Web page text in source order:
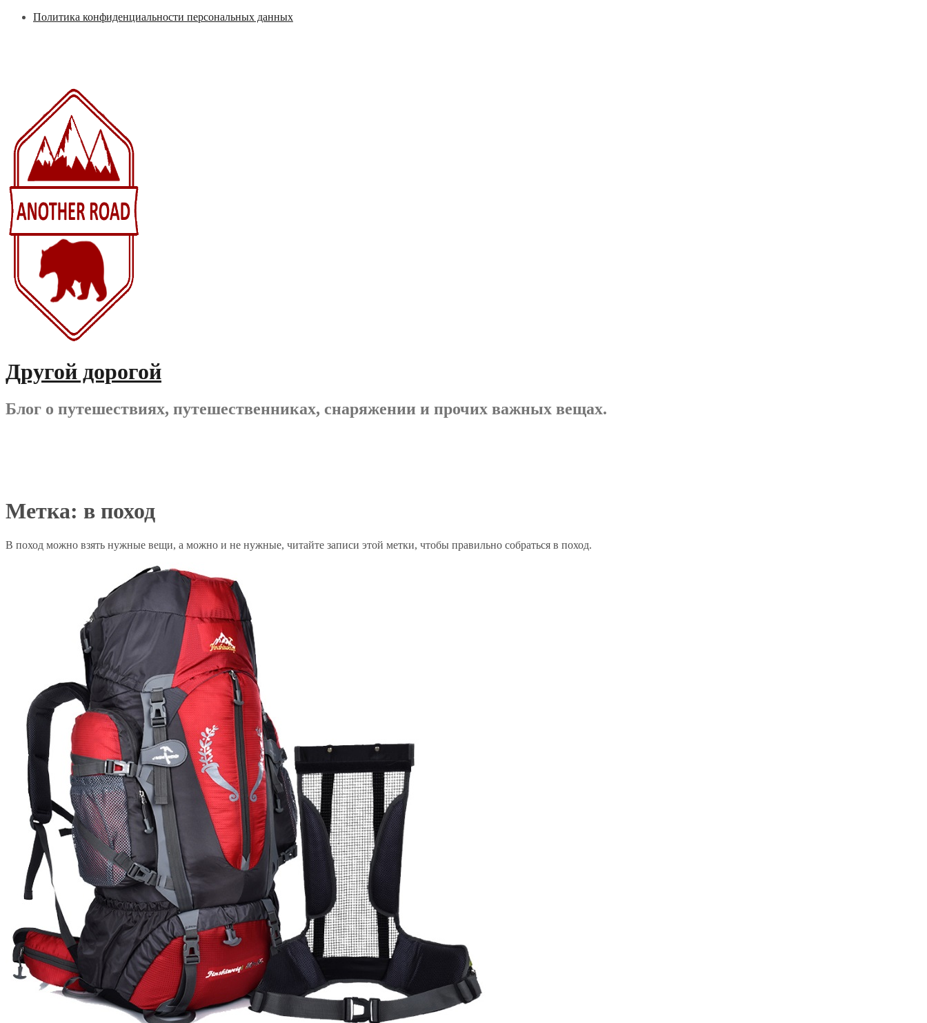
ПерейтиПолитика конфиденциальности персональных данных
Другой дорогой
Блог о путешествиях, путешественниках, снаряжении и прочих важных вещах.
Метка: в поход
В поход можно взять нужные вещи, а можно и не нужные, читайте записи этой метки, чтобы правильно собраться в поход.